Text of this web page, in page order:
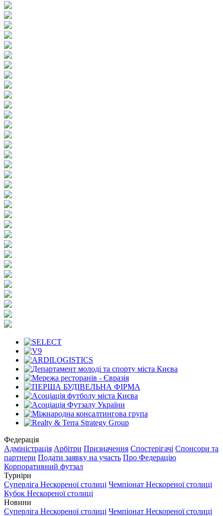
Федерація
Адміністрація Арбітри Призначення Спостерігачі Спонсори та
партнери Подати заявку на участь Про Федерацію
Корпоративний футзал
Турніри
Суперліга Нескореної столиці Чемпіонат Нескореної столиці
Кубок Нескореної столиці
Новини
Суперліга Нескореної столиці Чемпіонат Нескореної столиці